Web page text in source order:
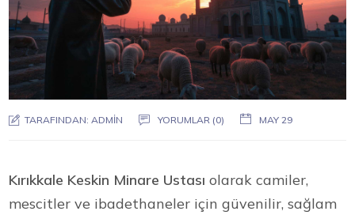
TARAFINDAN: ADMIN YORUMLAR (0) MAY 29
Kırıkkale Keskin Minare Ustası olarak camiler,
mescitler ve ibadethaneler için güvenilir, sağlam